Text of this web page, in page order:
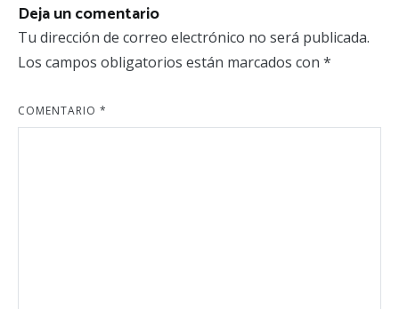
Deja un comentario
Tu dirección de correo electrónico no será publicada.
Los campos obligatorios están marcados con *
COMENTARIO *